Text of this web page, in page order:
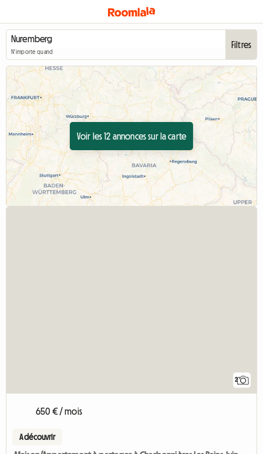
N'importe quand
Filtres
Voir les 12 annonces sur la carte
2
650 € / mois
A découvrir